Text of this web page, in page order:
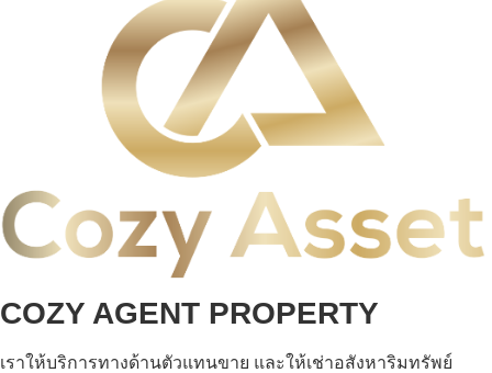
COZY AGENT PROPERTY
เราให้บริการทางด้านตัวแทนขาย และให้เช่าอสังหาริมทรัพย์